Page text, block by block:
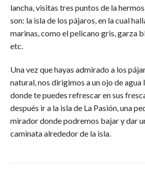
lancha, visitas tres puntos de la
son: la isla de los pájaros, en la cual
marinas, como el pelicano gris, garza
etc.
Una vez que hayas admirado a los
natural, nos dirigimos a un ojo de agua
donde te puedes refrescar en sus
después ir a la isla de La Pasión, una
mirador donde podremos bajar y dar
caminata alrededor de la isla.